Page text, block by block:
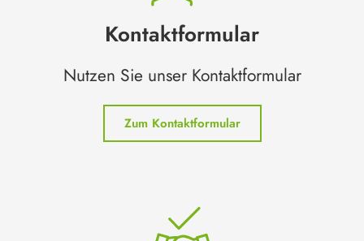
Kontaktformular
Nutzen Sie unser Kontaktformular
Zum Kontaktformular